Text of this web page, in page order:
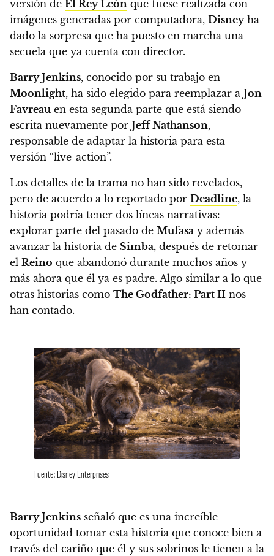
versión de El Rey León que fuese realizada con
imágenes generadas por computadora, Disneyha
dado la sorpresa que ha puesto en marcha una
secuela que ya cuenta con director.
Barry Jenkins, conocido por su trabajo en
Moonlight, ha sido elegido para reemplazar a Jon
Favreau en esta segunda parte que está siendo
escrita nuevamente por Jeff Nathanson,
responsable de adaptar la historia para esta
versión “live-action”.
Los detalles de la trama no han sido revelados,
pero de acuerdo a lo reportado por Deadline, la
historia podría tener dos líneas narrativas:
explorar parte del pasado de Mufasa y además
avanzar la historia de Simba, después de retomar
el Reino que abandonó durante muchos años y
más ahora que él ya es padre. Algo similar a lo que
otras historias como The Godfather: Part II nos
han contado.
Fuente: Disney Enterprises
Barry Jenkins señaló que es una increíble
oportunidad tomar esta historia que conoce bien a
través del cariño que él y sus sobrinos le tienen a la